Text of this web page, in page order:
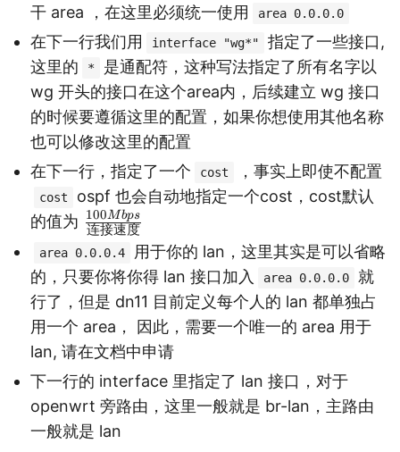
干 area ，在这里必须统一使用 area 0.0.0.0
在下一行我们用 interface "wg*"
指定了一些接口,
这里的
*
是通配符，这种写法指定了所有名字以
wg 开头的接口在这个area内，后续建立 wg 接口
的时候要遵循这里的配置，如果你想使用其他名称
也可以修改这里的配置
在下一行，指定了一个
cost ，事实上即使不配置
cost
ospf 也会自动地指定一个cost，cost默认
的值为 \f
ra
c{
10
0
M
b
ps
}
{
连接速度
100Mbps
area 0.0.0.4
用于你的 lan，这里其实是可以省略
的，只要你将你得 lan 接口加入
area 0.0.0.0
就
行了，但是 dn11 目前定义每个人的 lan 都单独占
用一个 area， 因此，需要一个唯一的 area 用于
lan, 请在文档中申请
下一行的 interface 里指定了 lan 接口，对于
openwrt 旁路由，这里一般就是 br-lan，主路由
一般就是 lan